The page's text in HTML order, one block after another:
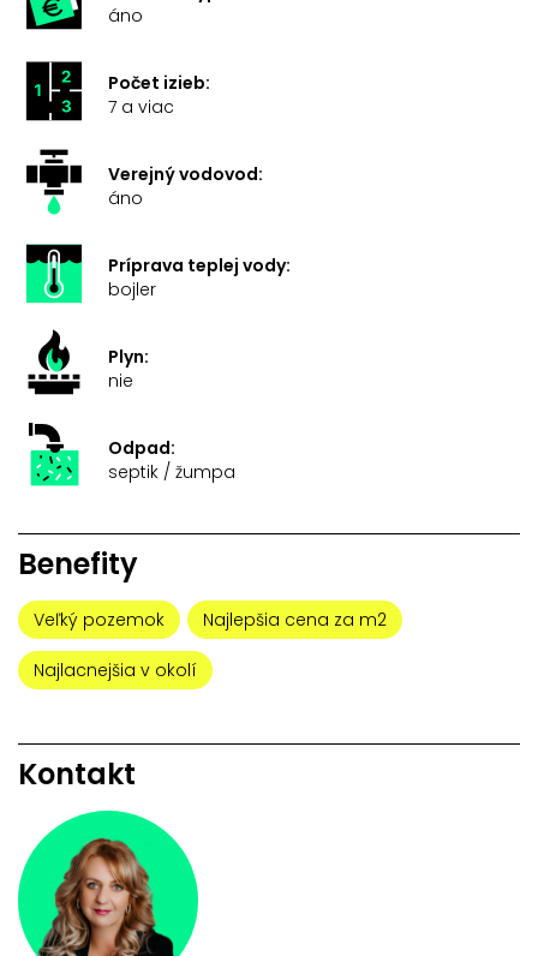
áno
Počet izieb:
7 a viac
Verejný vodovod:
áno
Príprava teplej vody:
bojler
Plyn:
nie
Odpad:
septik / žumpa
Benefity
Veľký pozemok Najlepšia cena za m2
Najlacnejšia v okolí
Kontakt